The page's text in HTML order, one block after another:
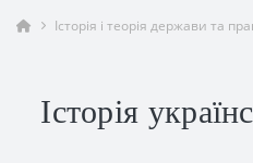
Історія і теорія держави та
Історія